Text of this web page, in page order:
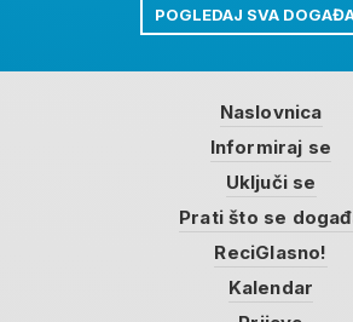
POGLEDAJ SVA
Naslovnica
Informiraj se
Uključi se
Prati što se
ReciGlasno!
Kalendar